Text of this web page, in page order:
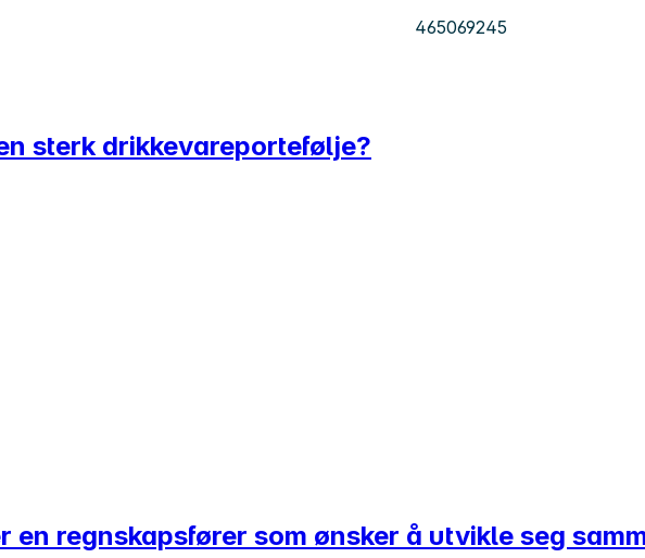
465069245
sterk drikkevareportefølje?
en regnskapsfører som ønsker å utvikle seg